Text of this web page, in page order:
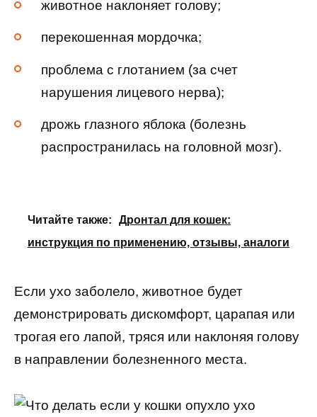
животное наклоняет голову;
перекошенная мордочка;
проблема с глотанием (за счет
нарушения лицевого нерва);
дрожь глазного яблока (болезнь
распространилась на головной мозг).
Читайте также:
Дронтал для кошек:
инструкция по применению, отзывы, аналоги
Если ухо заболело, животное будет
демонстрировать дискомфорт, царапая или
трогая его лапой, тряся или наклоняя голову
в направлении болезненного места.